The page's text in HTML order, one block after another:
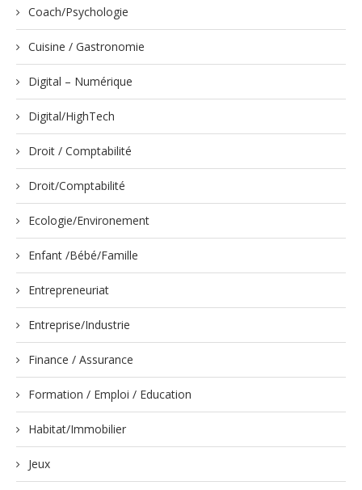
Coach/Psychologie
Cuisine / Gastronomie
Digital – Numérique
Digital/HighTech
Droit / Comptabilité
Droit/Comptabilité
Ecologie/Environement
Enfant /Bébé/Famille
Entrepreneuriat
Entreprise/Industrie
Finance / Assurance
Formation / Emploi / Education
Habitat/Immobilier
Jeux